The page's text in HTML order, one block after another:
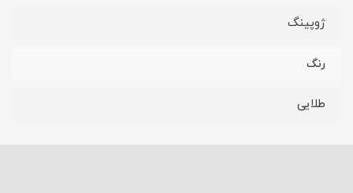
ژوپینگ
رنگ
طلایی